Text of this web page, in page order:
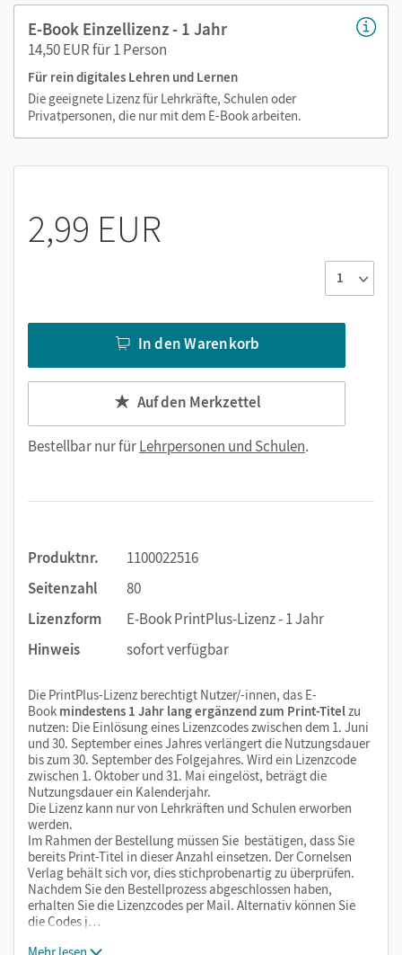
jeder Einheit
Comics am Ende jeder Einheit, die in kleinen Schritten
Lesefertigkeiten entwickeln
Spannende Miniprojekte, in denen die Kinder
gemeinsam und sprachhandlungsorientiert Inhalte
erarbeiten und präsentieren können
nach jeder zweiten Einheit wenden die Schülerinnen
Die Audios zum E-Book lassen sich über Klickstellen an der
Mit dem Kauf erhalten Sie einen Code zur Freischaltung des
E-Books und der interaktiven Übungen auf
mein.cornelsen.de.
Im E-Book ergänzen praktische Bearbeitungswerkzeuge,
wie z. B. Markieren, Textfelder und Notizen, die
E-Book Einzellizenz - 1 Jahr
14,50 EUR für 1 Person
Für rein digitales Lehren und Lernen
Die geeignete Lizenz für Lehrkräfte, Schulen oder
Privatpersonen, die nur mit dem E-Book arbeiten.
2,99 EUR
In den Warenkorb
Auf den Merkzettel
Bestellbar nur fürLehrpersonen und Schulen.
Produktnr.
1100022516
Seitenzahl
80
Lizenzform
E-Book PrintPlus-Lizenz - 1 Jahr
Hinweis
sofort verfügbar
Die PrintPlus-Lizenz berechtigt Nutzer/-innen, das E-
Book mindestens 1 Jahr lang ergänzend zum Print-Titelzu
nutzen: Die Einlösung eines Lizenzcodes zwischen dem 1. Juni
und 30. September eines Jahres verlängert die Nutzungsdauer
bis zum 30. September des Folgejahres. Wird ein Lizenzcode
zwischen 1. Oktober und 31. Mai eingelöst, beträgt die
Nutzungsdauer ein Kalenderjahr.
Die Lizenz kann nur von Lehrkräften und Schulen erworben
werden.
Im Rahmen der Bestellung müssen Sie bestätigen, dass Sie
bereits Print-Titel in dieser Anzahl einsetzen. Der Cornelsen
Verlag behält sich vor, dies stichprobenartig zu überprüfen.
Nachdem Sie den Bestellprozess abgeschlossen haben,
erhalten Sie die Lizenzcodes per Mail. Alternativ können Sie
die Codes j…